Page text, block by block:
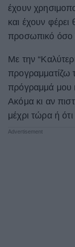
έχουν
και έχουν
προσωπικό όσο
Mε την
προγραμματίζω
πρόγραμμά μου
Ακόμα κι αν
μέχρι τώρα ή